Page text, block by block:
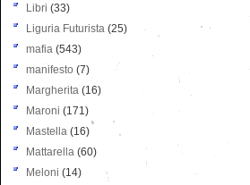
Libri (33)
Liguria Futurista (25)
mafia (543)
manifesto (7)
Margherita (16)
Maroni (171)
Mastella (16)
Mattarella (60)
Meloni (14)